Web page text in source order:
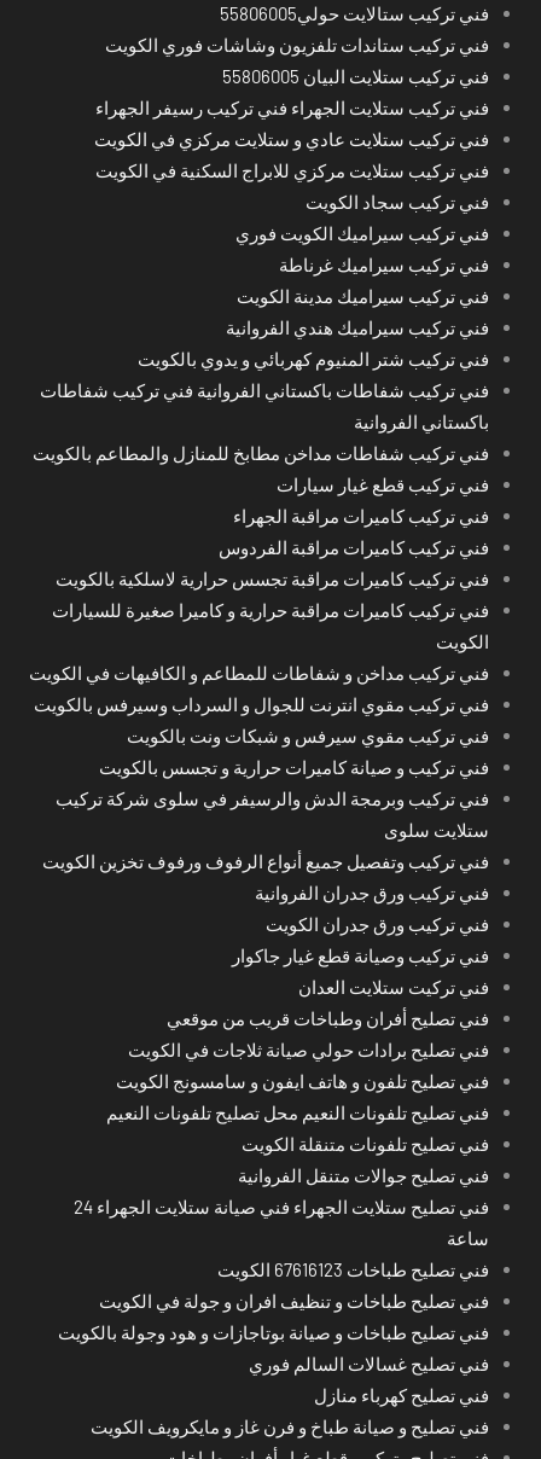
فني تركيب ستالايت حولي55806005
فني تركيب ستاندات تلفزيون وشاشات فوري الكويت
فني تركيب ستلايت البيان 55806005
فني تركيب ستلايت الجهراء فني تركيب رسيفر الجهراء
فني تركيب ستلايت عادي و ستلايت مركزي في الكويت
فني تركيب ستلايت مركزي للابراج السكنية في الكويت
فني تركيب سجاد الكويت
فني تركيب سيراميك الكويت فوري
فني تركيب سيراميك غرناطة
فني تركيب سيراميك مدينة الكويت
فني تركيب سيراميك هندي الفروانية
فني تركيب شتر المنيوم كهربائي و يدوي بالكويت
فني تركيب شفاطات باكستاني الفروانية فني تركيب شفاطات
باكستاني الفروانية
فني تركيب شفاطات مداخن مطابخ للمنازل والمطاعم بالكويت
فني تركيب قطع غيار سيارات
فني تركيب كاميرات مراقبة الجهراء
فني تركيب كاميرات مراقبة الفردوس
فني تركيب كاميرات مراقبة تجسس حرارية لاسلكية بالكويت
فني تركيب كاميرات مراقبة حرارية و كاميرا صغيرة للسيارات
الكويت
فني تركيب مداخن و شفاطات للمطاعم و الكافيهات في الكويت
فني تركيب مقوي انترنت للجوال و السرداب وسيرفس بالكويت
فني تركيب مقوي سيرفس و شبكات ونت بالكويت
فني تركيب و صيانة كاميرات حرارية و تجسس بالكويت
فني تركيب وبرمجة الدش والرسيفر في سلوى شركة تركيب
ستلايت سلوى
فني تركيب وتفصيل جميع أنواع الرفوف ورفوف تخزين الكويت
فني تركيب ورق جدران الفروانية
فني تركيب ورق جدران الكويت
فني تركيب وصيانة قطع غيار جاكوار
فني تركيت ستلايت العدان
فني تصليح أفران وطباخات قريب من موقعي
فني تصليح برادات حولي صيانة ثلاجات في الكويت
فني تصليح تلفون و هاتف ايفون و سامسونج الكويت
فني تصليح تلفونات النعيم محل تصليح تلفونات النعيم
فني تصليح تلفونات متنقلة الكويت
فني تصليح جوالات متنقل الفروانية
فني تصليح ستلايت الجهراء فني صيانة ستلايت الجهراء 24
ساعة
فني تصليح طباخات 67616123 الكويت
فني تصليح طباخات و تنظيف افران و جولة في الكويت
فني تصليح طباخات و صيانة بوتاجازات و هود وجولة بالكويت
فني تصليح غسالات السالم فوري
فني تصليح كهرباء منازل
فني تصليح و صيانة طباخ و فرن غاز و مايكرويف الكويت